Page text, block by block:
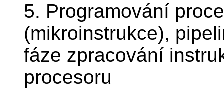
5. Programování
(mikroinstrukce),
fáze zpracování
procesoru